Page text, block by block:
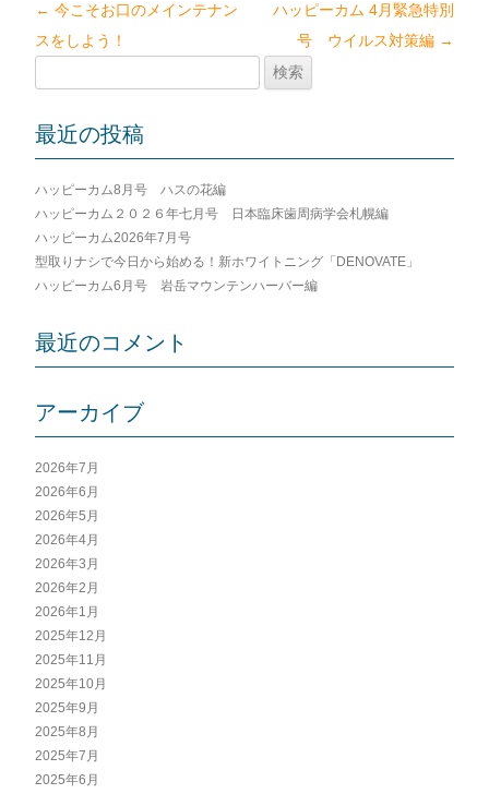
投
稿
ナ
ゲ
シ
ョ
ン
← 今こそお口のメインテナン
スをしよう！
ハッピーカム 4月緊急特別
号 ウイルス対策編 →
最近の投稿
ハッピーカム8月号 ハスの花編
ハッピーカム２０２６年七月号 日本臨床歯周病学会札幌編
ハッピーカム2026年7月号
型取りナシで今日から始める！新ホワイトニング「DENOVATE」
ハッピーカム6月号 岩岳マウンテンハーバー編
最近のコメント
アーカイブ
2026年7月
2026年6月
2026年5月
2026年4月
2026年3月
2026年2月
2026年1月
2025年12月
2025年11月
2025年10月
2025年9月
2025年8月
2025年7月
2025年6月